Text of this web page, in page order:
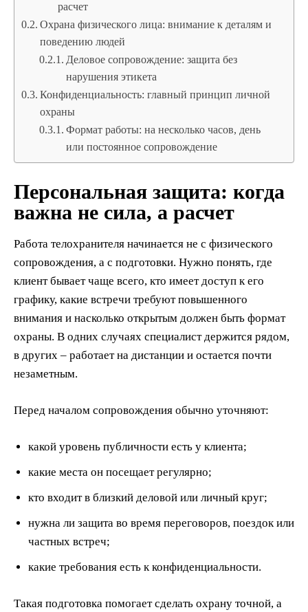
расчет
Охрана физического лица: внимание к деталям и
поведению людей
Деловое сопровождение: защита без
нарушения этикета
Конфиденциальность: главный принцип личной
охраны
Формат работы: на несколько часов, день
или постоянное сопровождение
Персональная защита: когда
важна не сила, а расчет
Работа телохранителя начинается не с физического
сопровождения, а с подготовки. Нужно понять, где
клиент бывает чаще всего, кто имеет доступ к его
графику, какие встречи требуют повышенного
внимания и насколько открытым должен быть формат
охраны. В одних случаях специалист держится рядом,
в других – работает на дистанции и остается почти
незаметным.
Перед началом сопровождения обычно уточняют:
какой уровень публичности есть у клиента;
какие места он посещает регулярно;
кто входит в близкий деловой или личный круг;
нужна ли защита во время переговоров, поездок или
частных встреч;
какие требования есть к конфиденциальности.
Такая подготовка помогает сделать охрану точной, а